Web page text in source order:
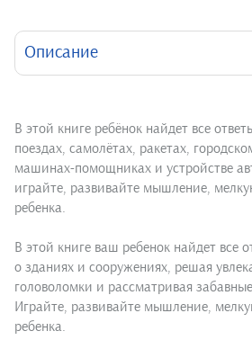
Описание
В этой книге ребёнок найдет все
поездах, самолётах, ракетах,
машинах-помощниках и устройстве
играйте, развивайте мышление,
ребенка.
В этой книге ваш ребенок найдет все
о зданиях и сооружениях, решая
головоломки и рассматривая
Играйте, развивайте мышление,
ребенка.